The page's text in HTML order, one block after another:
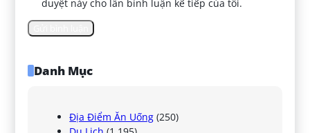
duyệt này cho lần bình luận kế tiếp của tôi.
Danh Mục
Địa Điểm Ăn Uống (250)